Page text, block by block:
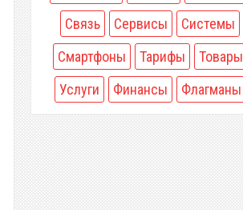
Связь
Сервисы
Системы
Смартфоны
Тарифы
Товары
Услуги
Финансы Флагманы